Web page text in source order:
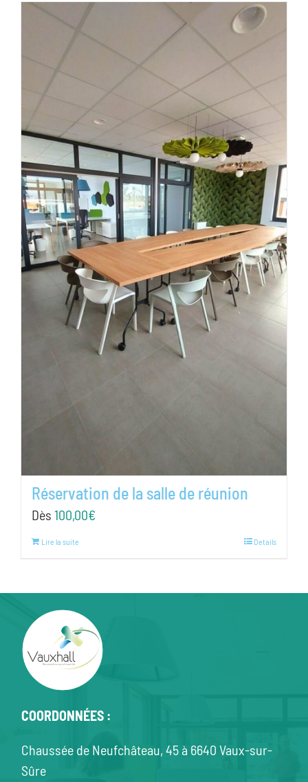
Réservation de la salle de réunion
Dès 100,00€
Lire la suite Details
COORDONNÉES :
Chaussée de Neufchâteau, 45 à 6640 Vaux-sur-
Sûre